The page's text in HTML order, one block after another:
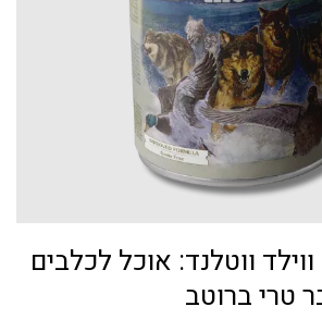
ווטלנד: אוכל לכלבים
טרי ברוטב